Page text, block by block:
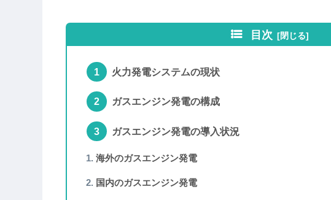
目次
火力発電システムの現状
ガスエンジン発電の構成
ガスエンジン発電の導入状況
海外のガスエンジン発電
国内のガスエンジン発電